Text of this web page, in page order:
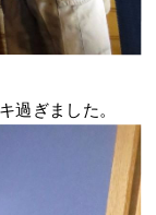
過ぎました。